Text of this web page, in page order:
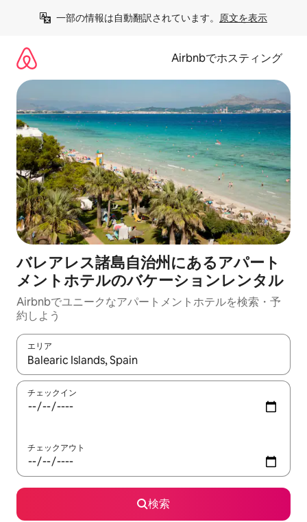
一部の情報は自動翻訳されています。 原文を表示
Airbnbでホスティング
バレアレス諸島自治州にあるアパート
メントホテルのバケーションレンタル
Airbnbでユニークなアパートメントホテルを検索・予
約しよう
エリア
検索結果が表示されたら、上下の矢印キーを使って移動するか
チェックイン
チェックアウト
検索